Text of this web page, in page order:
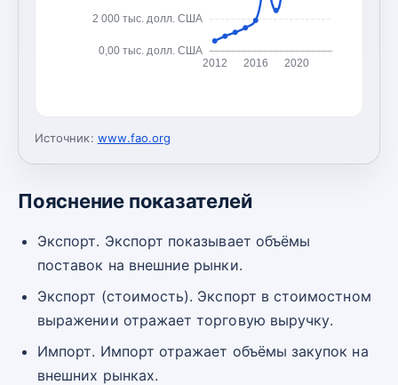
0,00 тыс. долл. США
2 000 тыс. долл. США
2012 2016 2020
Источник: www.fao.org
Пояснение показателей
Экспорт. Экспорт показывает объёмы
поставок на внешние рынки.
Экспорт (стоимость). Экспорт в стоимостном
выражении отражает торговую выручку.
Импорт. Импорт отражает объёмы закупок на
внешних рынках.